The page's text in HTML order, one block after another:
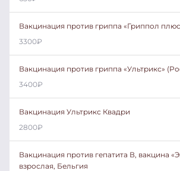
Вакцинация против гриппа «Гриппол
3300₽
Вакцинация против гриппа «Ультрикс»
3400₽
Вакцинация Ультрикс Квадри
2800₽
Вакцинация против гепатита В, вакцина
взрослая, Бельгия